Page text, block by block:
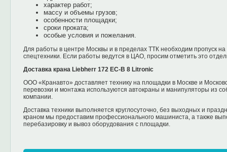
характер работ;
массу и объемы грузов;
особенности площадки;
сроки проката;
особые условия и пожелания.
Для работы в центре Москвы и в пределах ТТК необходим пропуск на
спецтехники. Если работы ведутся в ЦАО, просим отметить это
Доставка крана Liebherr 172 EC-B 8 Litronic
ООО «Кранавто» доставляет технику на площадки в Москве и
перевозки и монтажа используются автокраны и манипуляторы из
компании.
Доставка техники выполняется круглосуточно, без выходных и
краном мы предоставим профессионального машиниста, а также
перебазировку и вывоз оборудования с площадки.